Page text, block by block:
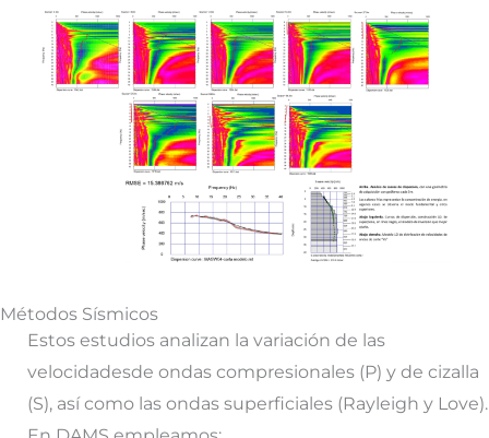
Métodos Sísmicos
Estos estudios analizan la variación de las
velocidadesde ondas compresionales (P) y de cizalla
(S), así como las ondas superficiales (Rayleigh y Love).